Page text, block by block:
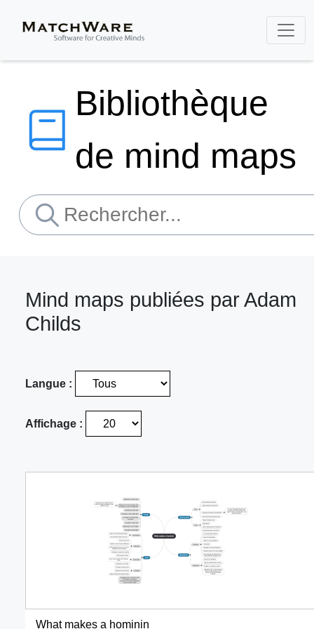
Bibliothèque
de mind maps
Mind maps publiées par Adam
Childs
Langue :
Affichage :
What makes a hominin